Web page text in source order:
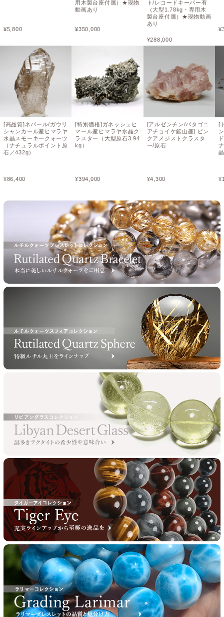
¥5,800
[高品質]ネパール/ガウリ
シャンカール産ヒマラヤ
水晶スモーキークォーツ
（ナチュラルポイント原
石／432g）
¥86,400
用木製台座付属）★現物
動画あり
¥350,000
[特別価格]ガネッシュヒ
マール産ヒマラヤ水晶ク
ラスター（大型原石3.94
kg）
¥394,000
ト/レコードキーパー有
（大型1.78kg・専用木
製台座付属）★現物動画
あり
¥288,000
[アルゼンチン/パタゴニ
アチョイケ鉱山産] ピン
クアメジストクラスタ
ー/原石
¥4,300
¥
[
¥